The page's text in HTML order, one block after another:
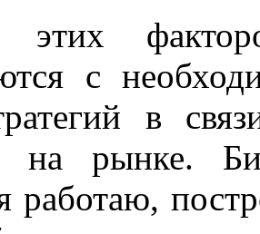
с
в
на рынке.
работаю,